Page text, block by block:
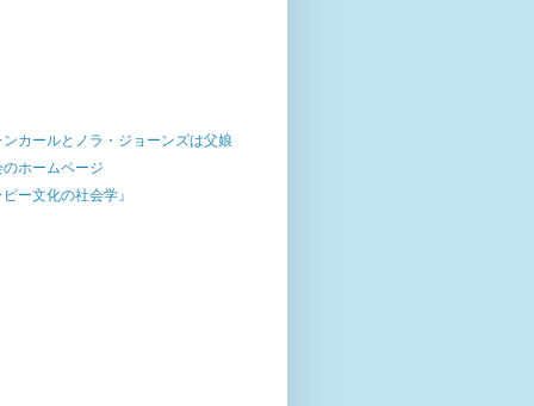
カールとノラ・ジョーンズは父娘
ホームページ
ー文化の社会学』